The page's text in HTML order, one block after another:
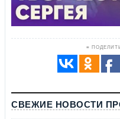
≡
СВЕЖИЕ НОВОСТИ